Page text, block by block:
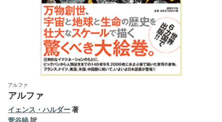
アルファ
アルファ
イェンス・ハルダー著